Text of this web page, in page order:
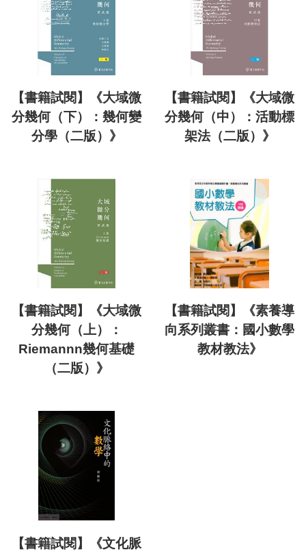
【書籍試閱】《大域微
分幾何（下）：幾何變
分學（二版）》
【書籍試閱】《大域微
分幾何（中）：活動標
架法（二版）》
【書籍試閱】《大域微
分幾何（上）：
Riemannn幾何基礎
（二版）》
【書籍試閱】《素養導
向系列叢書：國小數學
教材教法》
【書籍試閱】《文化脈